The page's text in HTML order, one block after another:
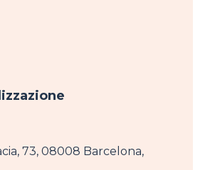
73, 08008 Barcelona,